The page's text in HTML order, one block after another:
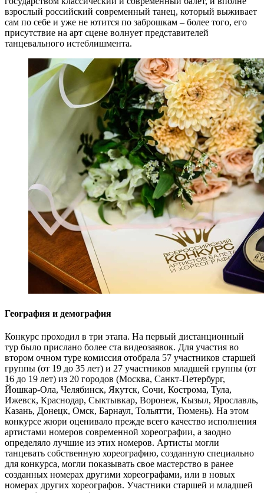
взрослый российский современный танец, который выживает
сам по себе и уже не ютится по заброшкам – более того, его
присутствие на арт сцене волнует представителей
танцевального истеблишмента.
География и демография
Конкурс проходил в три этапа. На первый дистанционный
тур было прислано более ста видеозаявок. Для участия во
втором очном туре комиссия отобрала 57 участников старшей
группы (от 19 до 35 лет) и 27 участников младшей группы (от
16 до 19 лет) из 20 городов (Москва, Санкт-Петербург,
Йошкар-Ола, Челябинск, Якутск, Сочи, Кострома, Тула,
Ижевск, Краснодар, Сыктывкар, Воронеж, Кызыл, Ярославль,
Казань, Донецк, Омск, Барнаул, Тольятти, Тюмень). На этом
конкурсе жюри оценивало прежде всего качество исполнения
артистами номеров современной хореографии, а заодно
определяло лучшие из этих номеров. Артисты могли
танцевать собственную хореографию, созданную специально
для конкурса, могли показывать свое мастерство в ранее
созданных номерах другими хореографами, или в новых
номерах других хореографов. Участники старшей и младшей